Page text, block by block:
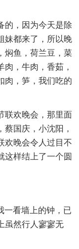
的，因为今天是除
妹都来了，所以晚
焖鱼，荷兰豆，菜
，牛肉，香茹，
肉，笋，我们吃的
联欢晚会，那里面
国庆，小沈阳，
欢晚会令人过目不
这样结上了一个圆
看墙上的钟，已
虽然行人寥寥无